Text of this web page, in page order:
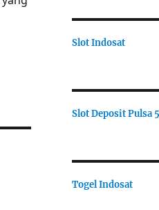
Slot Indosat
Slot Deposit Pulsa
Togel Indosat